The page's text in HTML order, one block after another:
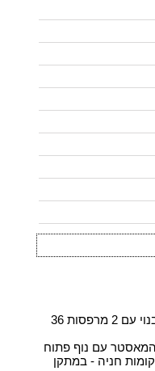
פנטהאוז 3 חדרים למכירה ביהודה המכבי בצפון הישן של תל אביב. דירת 3 חדרים מרווחת - 96 מ"ר בנוי עם 2 מרפסות 36
ועוד 18 מ"ר מרפסת אחורית מהמאסטר עם נוף פתוח
הירקון. נדירה בקומה שישית ואחרונה, יחיד בקומה. בניין חדש לחלוטין (לא תמ"א). 2 מקומות חניה - במתקן